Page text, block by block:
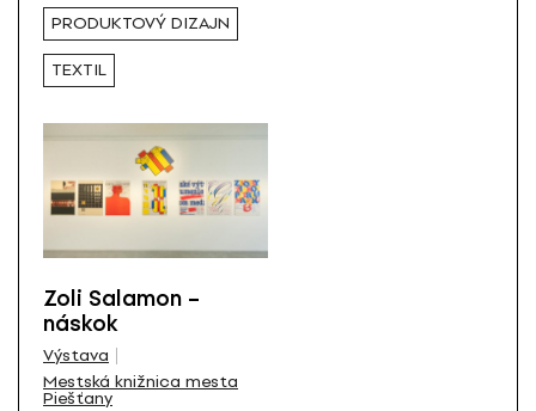
PRODUKTOVÝ DIZAJN
TEXTIL
Zoli Salamon –
náskok
Výstava
Mestská knižnica mesta
Piešťany